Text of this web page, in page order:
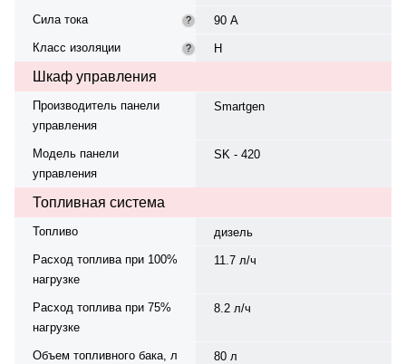
Сила тока
?
90 А
Класс изоляции
? H
Шкаф управления
Производитель панели
управления
Smartgen
Модель панели
управления
SK - 420
Топливная система
Топливо
дизель
Расход топлива при 100%
нагрузке
11.7 л/ч
Расход топлива при 75%
нагрузке
8.2 л/ч
Объем топливного бака, л
80 л